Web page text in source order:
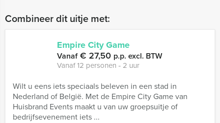
Combineer dit uitje met:
Empire City Game
Vanaf€ 27,50 p.p. excl. BTW
Vanaf 12 personen ‐ 2 uur
Wilt u eens iets speciaals beleven in een stad in
Nederland of België. Met de Empire City Game van
Huisbrand Events maakt u van uw groepsuitje of
bedrijfsevenement iets ...